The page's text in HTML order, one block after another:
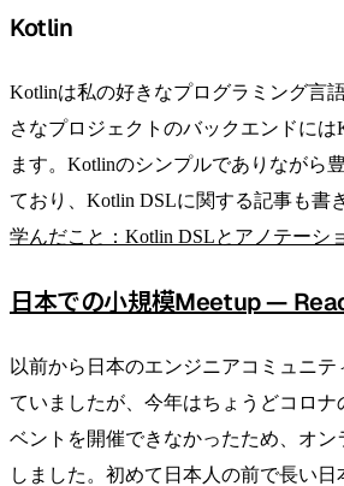
Kotlin
Kotlinは私の好きなプログラミング言
さなプロジェクトのバックエンドに
ます。Kotlinのシンプルでありながら
ており、Kotlin DSLに関する記事も書
学んだこと：Kotlin DSLとアノテーシ
日本での小規模Meetup —
以前から日本のエンジニアコミュニ
ていましたが、今年はちょうどコロナ
ベントを開催できなかったため、オ
しました。初めて日本人の前で長い